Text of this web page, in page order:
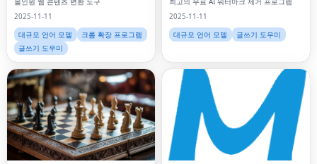
2025-11-11
대규모 언어 모델
크롬 확장 프로그램
글쓰기 도우미
2025-11-11
대규모 언어 모델
글쓰기 도우미